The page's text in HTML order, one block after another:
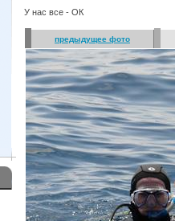
У нас все - ОК
предыдущее фото